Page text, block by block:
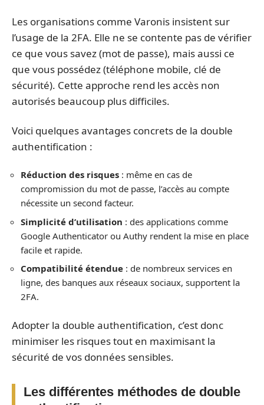
Les organisations comme Varonis insistent sur
l’usage de la 2FA. Elle ne se contente pas de vérifier
ce que vous savez (mot de passe), mais aussi ce
que vous possédez (téléphone mobile, clé de
sécurité). Cette approche rend les accès non
autorisés beaucoup plus difficiles.
Voici quelques avantages concrets de la double
authentification :
Réduction des risques : même en cas de
compromission du mot de passe, l’accès au compte
nécessite un second facteur.
Simplicité d’utilisation : des applications comme
Google Authenticator ou Authy rendent la mise en place
facile et rapide.
Compatibilité étendue : de nombreux services en
ligne, des banques aux réseaux sociaux, supportent la
2FA.
Adopter la double authentification, c’est donc
minimiser les risques tout en maximisant la
sécurité de vos données sensibles.
Les différentes méthodes de double